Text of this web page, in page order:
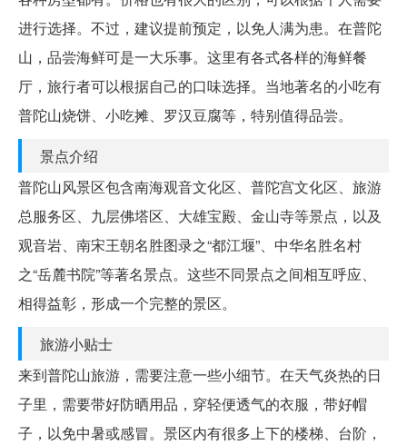
进行选择。不过，建议提前预定，以免人满为患。在普陀
山，品尝海鲜可是一大乐事。这里有各式各样的海鲜餐
厅，旅行者可以根据自己的口味选择。当地著名的小吃有
普陀山烧饼、小吃摊、罗汉豆腐等，特别值得品尝。
景点介绍
普陀山风景区包含南海观音文化区、普陀宫文化区、旅游
总服务区、九层佛塔区、大雄宝殿、金山寺等景点，以及
观音岩、南宋王朝名胜图录之“都江堰”、中华名胜名村
之“岳麓书院”等著名景点。这些不同景点之间相互呼应、
相得益彰，形成一个完整的景区。
旅游小贴士
来到普陀山旅游，需要注意一些小细节。在天气炎热的日
子里，需要带好防晒用品，穿轻便透气的衣服，带好帽
子，以免中暑或感冒。景区内有很多上下的楼梯、台阶，